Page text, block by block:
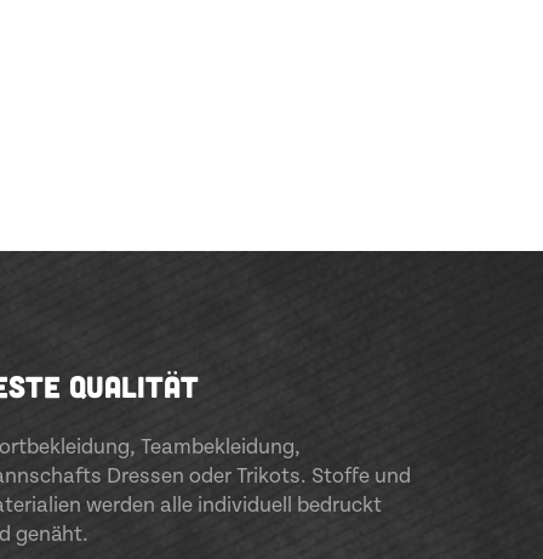
QUALITÄT
,Teambekleidung,
Dressen oder Trikots. Stoffe und
werden alle individuell bedruckt
genäht.